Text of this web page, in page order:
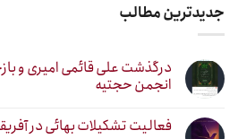
جدیدترین مطالب
درگذشت علی قائمی امیری و
انجمن حجتیه
فعالیت تشکیلات بهائی در